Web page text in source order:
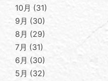
10月
31
9月
30
8月
29
7月
31
6月
30
5月
32